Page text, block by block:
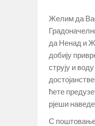
Желим да
да Ненад и
добију
струју и
ћете
рјеши
С